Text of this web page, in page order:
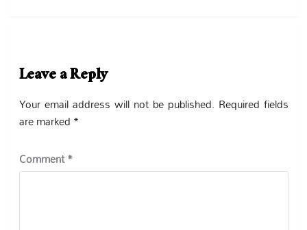
Leave a Reply
Your email address will not be published. Required fields
are marked *
Comment*